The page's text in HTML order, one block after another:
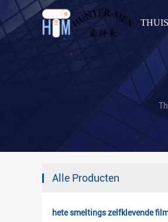
THUIS
Alle Producten
hete smeltings zelfklevende